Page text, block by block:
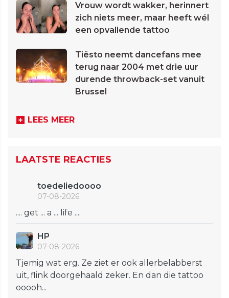
Vrouw wordt wakker, herinnert
zich niets meer, maar heeft wél
een opvallende tattoo
Tiësto neemt dancefans mee
terug naar 2004 met drie uur
durende throwback-set vanuit
Brussel
LEES MEER
LAATSTE REACTIES
toedeliedoooo
07-08-2026
.... get ... a ... life ....
HP
07-08-2026
Tjemig wat erg. Ze ziet er ook allerbelabberst
uit, flink doorgehaald zeker. En dan die tattoo
ooooh...